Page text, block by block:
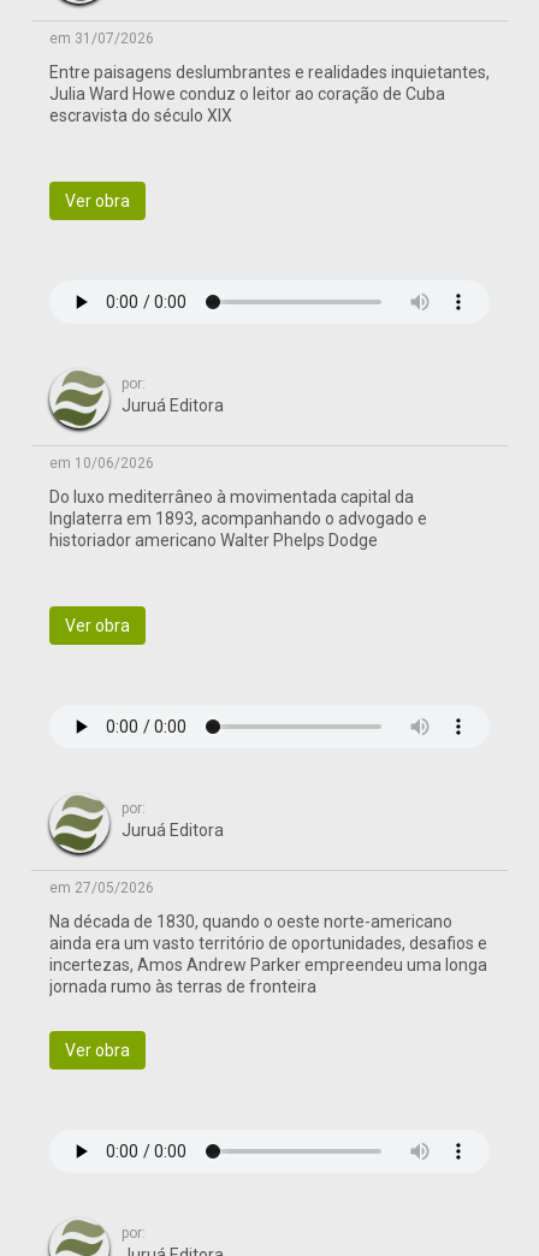
em 31/07/2026
Entre paisagens deslumbrantes e realidades inquietantes,
Julia Ward Howe conduz o leitor ao coração de Cuba
escravista do século XIX
Ver obra
por:
Juruá Editora
em 10/06/2026
Do luxo mediterrâneo à movimentada capital da
Inglaterra em 1893, acompanhando o advogado e
historiador americano Walter Phelps Dodge
Ver obra
por:
Juruá Editora
em 27/05/2026
Na década de 1830, quando o oeste norte-americano
ainda era um vasto território de oportunidades, desafios e
incertezas, Amos Andrew Parker empreendeu uma longa
jornada rumo às terras de fronteira
Ver obra
por: